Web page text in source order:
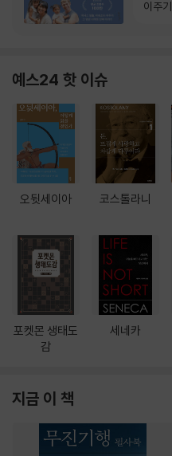
이주기
예스24 핫 이슈
오뒷세이아
포켓몬 생태도
감
코스톨라니
세네카
지금 이 책